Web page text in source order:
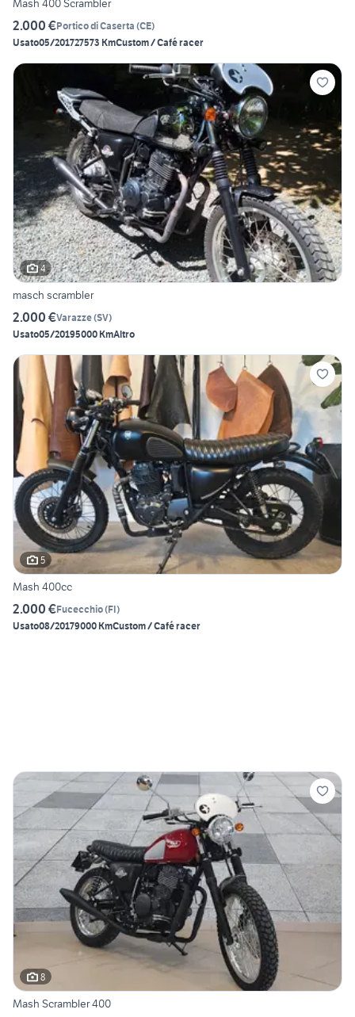
Mash 400 Scrambler
2.000 €Portico di Caserta (CE)
Usato05/201727573 KmCustom / Café racer
4
masch scrambler
2.000 €Varazze(SV)
Usato05/20195000 KmAltro
5
Mash 400cc
2.000 €Fucecchio(FI)
Usato08/20179000 KmCustom / Café racer
8
Mash Scrambler 400